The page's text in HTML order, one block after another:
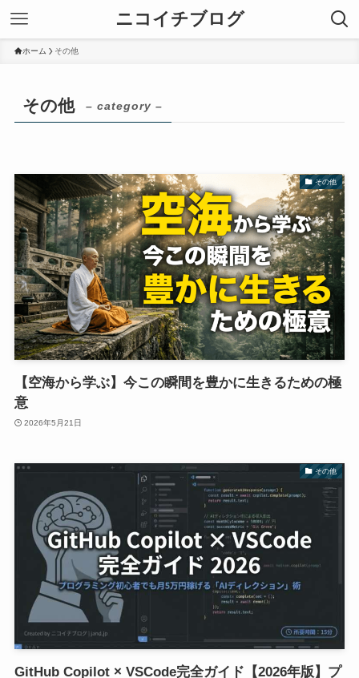
ニコイチブログ
ホーム その他
その他 – category –
その他
【空海から学ぶ】今この瞬間を豊かに生きるための極
意
2026年5月21日
その他
GitHub Copilot × VSCode完全ガイド【2026年版】プ